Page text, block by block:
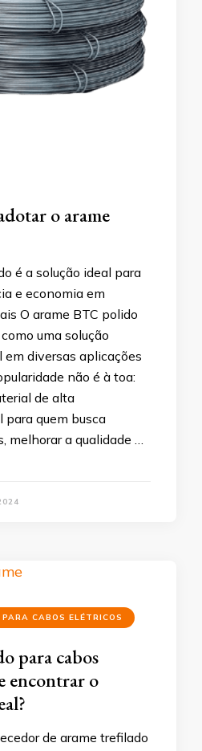
o arame
é a solução ideal para
e economia em
O arame BTC polido
uma solução
diversas aplicações
não é à toa:
de alta
para quem busca
melhorar a qualidade …
CABOS ELÉTRICOS
para cabos
encontrar o
de arame trefilado